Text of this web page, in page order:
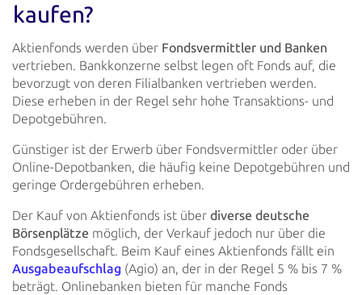
kaufen?
Aktienfonds werden über Fondsvermittler und Banken
vertrieben. Bankkonzerne selbst legen oft Fonds auf, die
bevorzugt von deren Filialbanken vertrieben werden.
Diese erheben in der Regel sehr hohe Transaktions- und
Depotgebühren.
Günstiger ist der Erwerb über Fondsvermittler oder über
Online-Depotbanken, die häufig keine Depotgebühren und
geringe Ordergebühren erheben.
Der Kauf von Aktienfonds ist über diverse deutsche
Börsenplätze möglich, der Verkauf jedoch nur über die
Fondsgesellschaft. Beim Kauf eines Aktienfonds fällt ein
Ausgabeaufschlag (Agio) an, der in der Regel 5 % bis 7 %
beträgt. Onlinebanken bieten für manche Fonds